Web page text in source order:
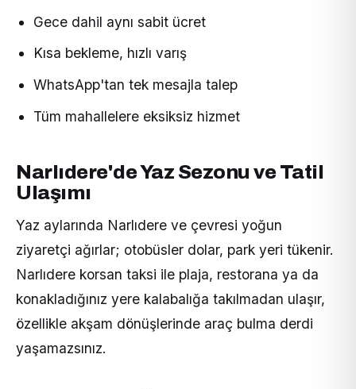
Gece dahil aynı sabit ücret
Kısa bekleme, hızlı varış
WhatsApp'tan tek mesajla talep
Tüm mahallelere eksiksiz hizmet
Narlıdere'de Yaz Sezonu ve Tatil
Ulaşımı
Yaz aylarında Narlıdere ve çevresi yoğun
ziyaretçi ağırlar; otobüsler dolar, park yeri tükenir.
Narlıdere korsan taksi ile plaja, restorana ya da
konakladığınız yere kalabalığa takılmadan ulaşır,
özellikle akşam dönüşlerinde araç bulma derdi
yaşamazsınız.